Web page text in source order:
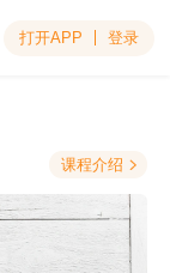
打开APP 登录
课程介绍 